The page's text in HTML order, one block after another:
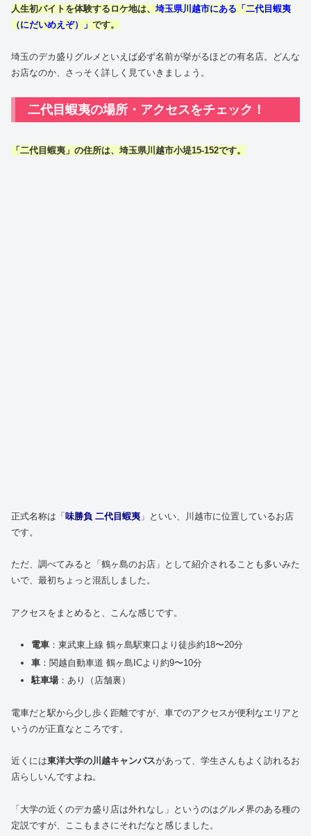
人生初バイトを体験するロケ地は、 埼玉県川越市にある「二代目蝦夷
（にだいめえぞ）」 です。
埼玉のデカ盛りグルメといえば必ず名前が挙がるほどの有名店。どんな
お店なのか、さっそく詳しく見ていきましょう。
二代目蝦夷の場所・アクセスをチェック！
「二代目蝦夷」の住所は、埼玉県川越市小堤15-152です。
正式名称は「 味勝負 二代目蝦夷 」といい、川越市に位置しているお店
です。
ただ、調べてみると「鶴ヶ島のお店」として紹介されることも多いみた
いで、最初ちょっと混乱しました。
アクセスをまとめると、こんな感じです。
電車：東武東上線 鶴ヶ島駅東口より徒歩約18〜20分
車：関越自動車道 鶴ヶ島ICより約9〜10分
駐車場：あり（店舗裏）
電車だと駅から少し歩く距離ですが、車でのアクセスが便利なエリアと
いうのが正直なところです。
近くには東洋大学の川越キャンパスがあって、学生さんもよく訪れるお
店らしいんですよね。
「大学の近くのデカ盛り店は外れなし」というのはグルメ界のある種の
定説ですが、ここもまさにそれだなと感じました。